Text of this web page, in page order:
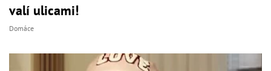
valí ulicami!
Domáce